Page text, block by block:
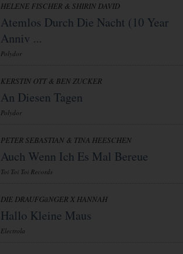
HELENE FISCHER & SHIRIN DAVID
Atemlos Durch Die Nacht (10 Year
Anniv ...
Polydor
KERSTIN OTT & BEN ZUCKER
An Diesen Tagen
Polydor
PETER SEBASTIAN & TINA HEESCHEN
Auch Wenn Ich Es Mal Bereue
Toi Toi Toi Records
DIE DRAUFGäNGER X HANNAH
Hallo Kleine Maus
Electrola